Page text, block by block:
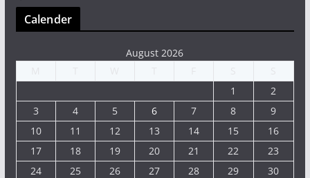
Calender
August 2026
1
2
3
4 5 6 7 8
9
10
11 12 13 14 15
16
17
18 19 20 21 22
23
24
25 26 27 28 29
30